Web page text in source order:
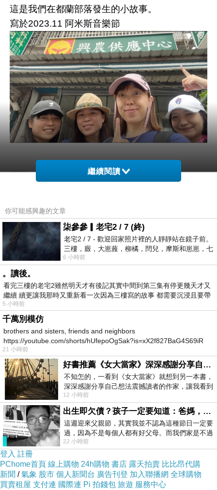
這是我們在都蘭部落發生的小故事。
寫於2023.11 阿米斯音樂節
上一篇：旅遊》最喜歡的文化音樂饗宴｜阿米斯音樂節
下一篇：旅遊》在都蘭的故事——都蘭有意思 咖啡館
繼續閱讀
你可能感興趣的文章
柒參參▎老宅2 / 7 (終)
老宅2 / 7 - 歡迎回家照片裡的人靜靜站在鏡子前。
三樓，廄，大崽蕥，柳橘，閆兒，摩斯和崽崽，七
個人整整齊齊地站在鏡框之外，如同
6 小時前
。讀後。
看完三樓的老宅2雖然明天才有後記其實中間到第三集有停更幾天才又
繼續 續更讓我那時又重新看一次因為三樓寫的故事 都需要沉浸且要帶
有
5 小時前
千萬別模仿
brothers and sisters, friends and neighbors
https://youtube.com/shorts/hUfepoOgSak?is=xX2f827BaG4S69iR
https
21 小時前
好書推薦《女大當家》深深感謝分享自己想法震撼讀者的作家，讓我看到不同樣貌的家庭！
不知怎的，一看到《女大當家》就想到另一本書，
深深感謝分享自己想法震撼讀者的作家，讓我看到
不同樣貌的家庭！ 《女大
12 小時前
出生即欠債？孩子一定要知道：爸媽，其實我不欠你們
這週迎來父親節，其實我並不認為這種節日一定要
過，因為不是每個人都有好父母。而我們家是不過
節的，平時也沒什麼儀式感，生活趨近冷
22 小時前
登入 註冊
PChome首頁 線上購物 24h購物 書店 露天拍賣 比比昂代購
新聞 /氣象 股市 個人新聞台 廣告刊登 加入聯播網 全球購物
買賣租屋 支付連 國際連 Pi 拍錢包 旅遊 服務中心